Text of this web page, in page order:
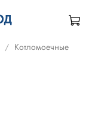
Котломоечные